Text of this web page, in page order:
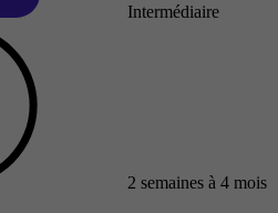
Intermédiaire
2 semaines à 4 mois